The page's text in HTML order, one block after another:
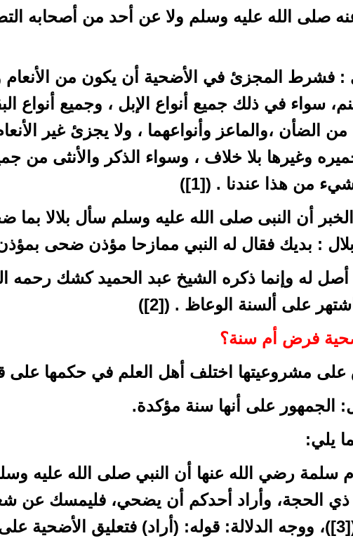
صلى الله عليه وسلم ولا عن أحد من أصحابه
: فشرط المجزئ في الأضحية أن يكون من الأنعام
سواء في ذلك جميع أنواع الإبل ، وجميع أنواع
من الضأن ،والماعز وأنواعهما ، ولا يجزئ غير
وغيرها بلا خلاف ، وسواء الذكر والأنثى من
من هذا عندنا . ([1]
)
أن النبى صلى الله عليه وسلم سأل بلالا بما
: بديك فقال له النبي ممازحا مؤذن ضحى
أصل له وإنما ذكره الشيخ عبد الحميد كشك رحمه
على ألسنة الوعاظ . ([2]
)
على مشروعيتها اختلف أهل العلم في حكمها على
الجمهور على أنها سنة مؤكدة.
يلي:
سلمة رضي الله عنها أن النبي صلى الله عليه
ذي الحجة، وأراد أحدكم أن يضحي، فليمسك عن
[3]
)، ووجه الدلالة: قوله: (أراد) فتعليق الأضحية على
كتاب إتحاف الدعاة بفقه الزكاة كتاب الأنفاس الزكية